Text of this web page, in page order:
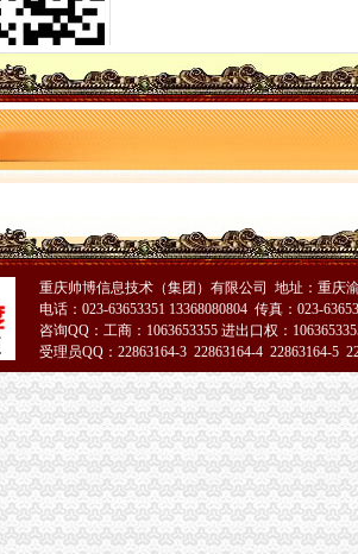
发货人报关注册登记-信息服务-番禺社区网
般进出口企业）注册登记变更、换证和注销_
注册登记须知-经验分享-中国物流人论坛锦
注册登记证变更所需材料
注册登记须知-经验分享-中国物流人论坛锦
登记的相关知识有哪些-律知识|华律网（
注册登记须知|进口报关百科|诺金报关咨询热
般进出口企业）注册登记变更、换证和注销-
般进出口企业）注册登记泛珠三角合作信息网
般进出口企业）注册登记变更、换证和注销-
注册登记须知-资讯频道-中国物流交易中心
般进出口企业）注册登记-报关员资格-无
登记须知
登记
注册登记证书
业送货园区综保区申请分送集报所需资料及流
注册登记证变更所需材料
注册登记证书办理换证需要哪些材料？
注册登记证过期补办需要提供哪些材料?谢谢
注册登记证书
注册登记证书_政务咨询_浙江电子口岸
重庆帅博信息技术（集团）有限公司 地址：重庆
电话：023-63653351 13368080804 传真：023-
咨询QQ：工商：1063653355 进出口权：
受理员QQ：22863164-3 22863164-4 22863164-5